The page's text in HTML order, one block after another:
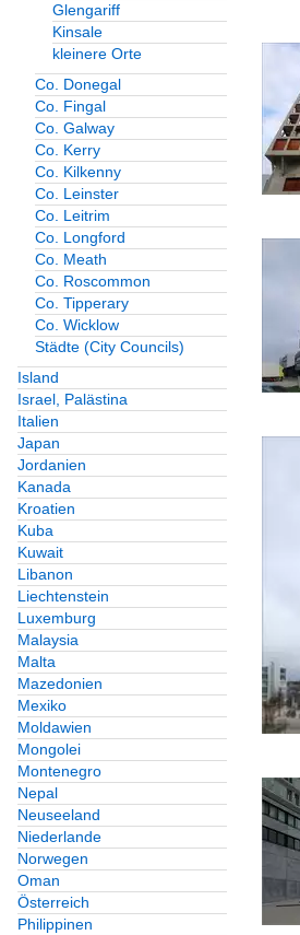
Glengariff
Kinsale
kleinere Orte
Co. Donegal
Co. Fingal
Co. Galway
Co. Kerry
Co. Kilkenny
Co. Leinster
Co. Leitrim
Co. Longford
Co. Meath
Co. Roscommon
Co. Tipperary
Co. Wicklow
Städte (City Councils)
Island
Israel, Palästina
Italien
Japan
Jordanien
Kanada
Kroatien
Kuba
Kuwait
Libanon
Liechtenstein
Luxemburg
Malaysia
Malta
Mazedonien
Mexiko
Moldawien
Mongolei
Montenegro
Nepal
Neuseeland
Niederlande
Norwegen
Oman
Österreich
Philippinen